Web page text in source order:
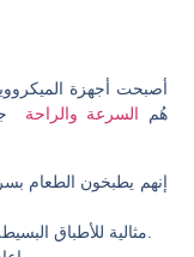
أصبحت أجهزة
هُم السرعة والراحة
إنهم يطبخون الطعام